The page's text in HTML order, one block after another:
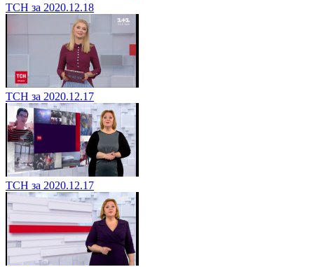
ТСН за 2020.12.18
ТСН за 2020.12.17
ТСН за 2020.12.17